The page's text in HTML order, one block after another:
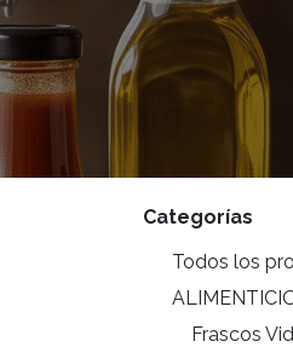
Categorías
Todos los
Frascos